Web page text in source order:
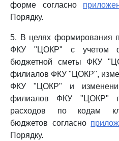
форме согласно
Порядку.
5. В целях формирования
ФКУ "ЦОКР" с учетом
бюджетной сметы ФКУ
филиалов ФКУ "ЦОКР",
ФКУ "ЦОКР" и
филиалов ФКУ "ЦОКР"
расходов по кодам
бюджетов согласно
Порядку.